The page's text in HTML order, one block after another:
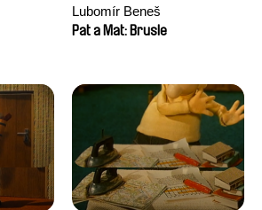
Lubomír Beneš
Pat a Mat: Brusle